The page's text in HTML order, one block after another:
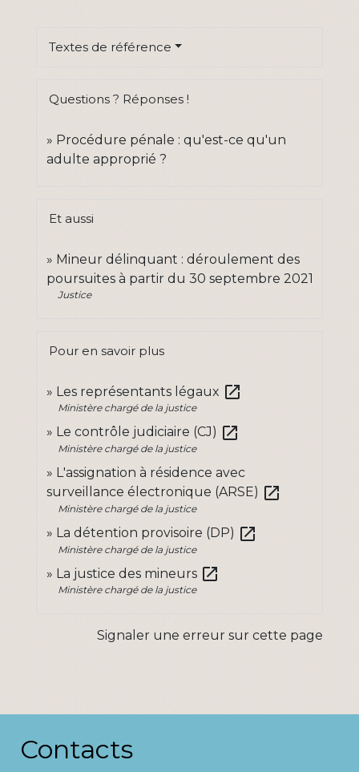
Textes de référence
Questions ? Réponses !
Procédure pénale : qu'est-ce qu'un
adulte approprié ?
Et aussi
Mineur délinquant : déroulement des
poursuites à partir du 30 septembre 2021
Justice
Pour en savoir plus
Les représentants légaux open_in_new
Ministère chargé de la justice
Le contrôle judiciaire (CJ) open_in_new
Ministère chargé de la justice
L'assignation à résidence avec
surveillance électronique (ARSE) open_in_new
Ministère chargé de la justice
La détention provisoire (DP) open_in_new
Ministère chargé de la justice
La justice des mineurs open_in_new
Ministère chargé de la justice
Signaler une erreur sur cette page
Contacts